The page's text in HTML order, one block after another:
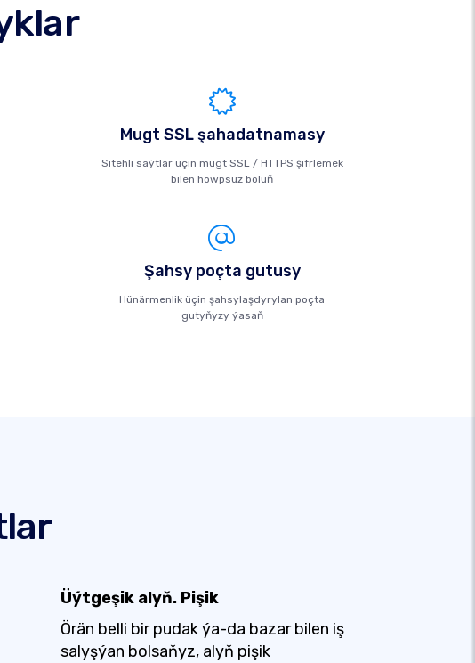
Mugt SSL şahadatnamasy
Sitehli saýtlar üçin mugt SSL / HTTPS şifrlemek
bilen howpsuz boluň
Şahsy poçta gutusy
Hünärmenlik üçin şahsylaşdyrylan poçta
gutyňyzy ýasaň
Üýtgeşik alyň. Pişik
Örän belli bir pudak ýa-da bazar bilen iş
salyşýan bolsaňyz, alyň pişik